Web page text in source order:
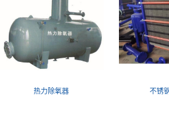
热力除氧器 不锈